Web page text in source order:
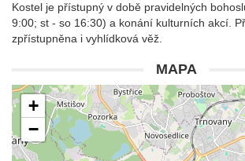
Kostel je přístupný v době pravidelných
9:00; st - so 16:30) a konání kulturních akcí.
zpřístupněna i vyhlídková věž.
MAPA
+
−